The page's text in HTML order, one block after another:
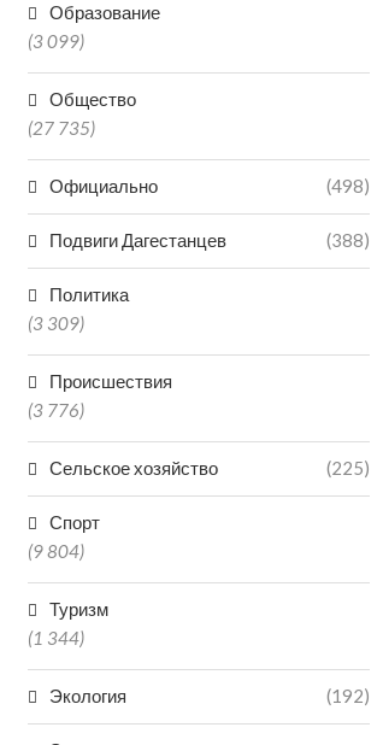
Образование
(3 099)
Общество
(27 735)
Официально (498)
Подвиги Дагестанцев (388)
Политика
(3 309)
Происшествия
(3 776)
Сельское хозяйство (225)
Спорт
(9 804)
Туризм
(1 344)
Экология (192)